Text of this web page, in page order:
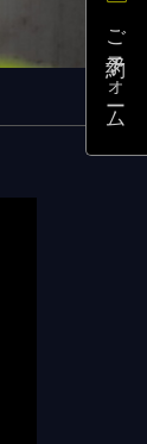
ご予約フォーム